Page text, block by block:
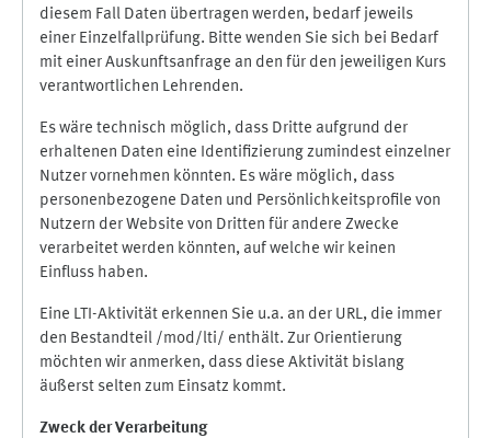
diesem Fall Daten übertragen werden, bedarf jeweils
einer Einzelfallprüfung. Bitte wenden Sie sich bei Bedarf
mit einer Auskunftsanfrage an den für den jeweiligen Kurs
verantwortlichen Lehrenden.
Es wäre technisch möglich, dass Dritte aufgrund der
erhaltenen Daten eine Identifizierung zumindest einzelner
Nutzer vornehmen könnten. Es wäre möglich, dass
personenbezogene Daten und Persönlichkeitsprofile von
Nutzern der Website von Dritten für andere Zwecke
verarbeitet werden könnten, auf welche wir keinen
Einfluss haben.
Eine LTI-Aktivität erkennen Sie u.a. an der URL, die immer
den Bestandteil /mod/lti/ enthält. Zur Orientierung
möchten wir anmerken, dass diese Aktivität bislang
äußerst selten zum Einsatz kommt.
Zweck der Verarbeitung